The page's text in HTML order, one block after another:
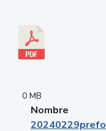
0 MB
Nombre